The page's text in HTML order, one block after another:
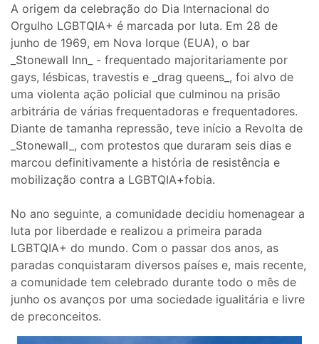
A origem da celebração do Dia Internacional do
Orgulho LGBTQIA+ é marcada por luta. Em 28 de
junho de 1969, em Nova Iorque (EUA), o bar
_Stonewall Inn_ - frequentado majoritariamente por
gays, lésbicas, travestis e _drag queens_, foi alvo de
uma violenta ação policial que culminou na prisão
arbitrária de várias frequentadoras e frequentadores.
Diante de tamanha repressão, teve início a Revolta de
_Stonewall_, com protestos que duraram seis dias e
marcou definitivamente a história de resistência e
mobilização contra a LGBTQIA+fobia.
No ano seguinte, a comunidade decidiu homenagear a
luta por liberdade e realizou a primeira parada
LGBTQIA+ do mundo. Com o passar dos anos, as
paradas conquistaram diversos países e, mais recente,
a comunidade tem celebrado durante todo o mês de
junho os avanços por uma sociedade igualitária e livre
de preconceitos.